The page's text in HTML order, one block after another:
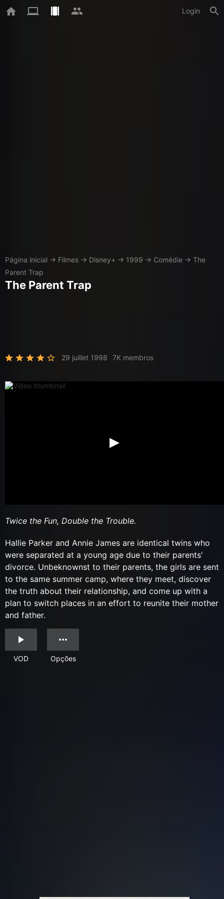
Login
Página inicial → Filmes → Disney+ → 1999 → Comédie → The
Parent Trap
The Parent Trap
29 juillet 1998 7K membros
Twice the Fun, Double the Trouble.
Hallie Parker and Annie James are identical twins who
were separated at a young age due to their parents'
divorce. Unbeknownst to their parents, the girls are sent
to the same summer camp, where they meet, discover
the truth about their relationship, and come up with a
plan to switch places in an effort to reunite their mother
and father.
VOD Opções